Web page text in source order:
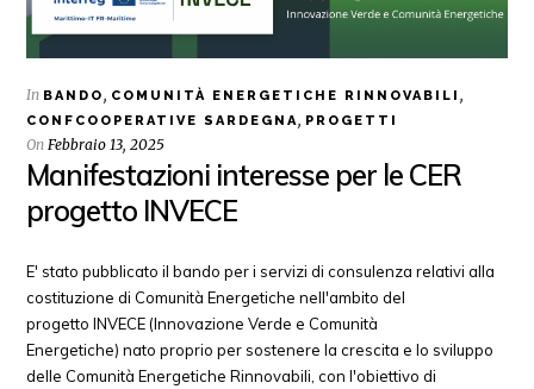
In BANDO , COMUNITÀ ENERGETICHE RINNOVABILI ,
CONFCOOPERATIVE SARDEGNA , PROGETTI
On Febbraio 13, 2025
Manifestazioni interesse per le CER
progetto INVECE
E' stato pubblicato il bando per i servizi di consulenza relativi alla
costituzione di Comunità Energetiche nell'ambito del
progetto INVECE (Innovazione Verde e Comunità
Energetiche) nato proprio per sostenere la crescita e lo sviluppo
delle Comunità Energetiche Rinnovabili, con l'obiettivo di